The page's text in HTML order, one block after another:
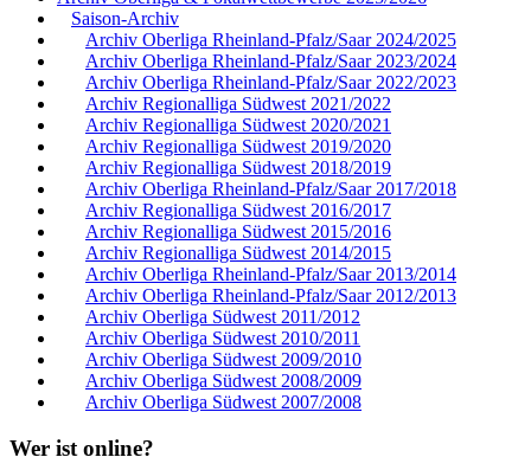
Saison-Archiv
Archiv Oberliga Rheinland-Pfalz/Saar 2024/2025
Archiv Oberliga Rheinland-Pfalz/Saar 2023/2024
Archiv Oberliga Rheinland-Pfalz/Saar 2022/2023
Archiv Regionalliga Südwest 2021/2022
Archiv Regionalliga Südwest 2020/2021
Archiv Regionalliga Südwest 2019/2020
Archiv Regionalliga Südwest 2018/2019
Archiv Oberliga Rheinland-Pfalz/Saar 2017/2018
Archiv Regionalliga Südwest 2016/2017
Archiv Regionalliga Südwest 2015/2016
Archiv Regionalliga Südwest 2014/2015
Archiv Oberliga Rheinland-Pfalz/Saar 2013/2014
Archiv Oberliga Rheinland-Pfalz/Saar 2012/2013
Archiv Oberliga Südwest 2011/2012
Archiv Oberliga Südwest 2010/2011
Archiv Oberliga Südwest 2009/2010
Archiv Oberliga Südwest 2008/2009
Archiv Oberliga Südwest 2007/2008
Wer ist online?